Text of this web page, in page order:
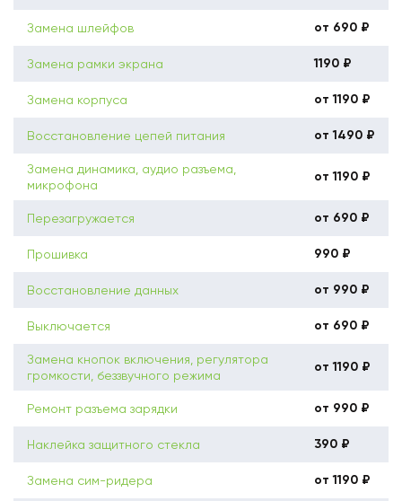
Замена шлейфов от 690 ₽
Замена рамки экрана 1190 ₽
Замена корпуса от 1190 ₽
Восстановление цепей питания от 1490 ₽
Замена динамика, аудио разъема,
микрофона
от 1190 ₽
Перезагружается от 690 ₽
Прошивка 990 ₽
Восстановление данных от 990 ₽
Выключается от 690 ₽
Замена кнопок включения, регулятора
громкости, беззвучного режима
от 1190 ₽
Ремонт разъема зарядки от 990 ₽
Наклейка защитного стекла 390 ₽
Замена сим-ридера от 1190 ₽